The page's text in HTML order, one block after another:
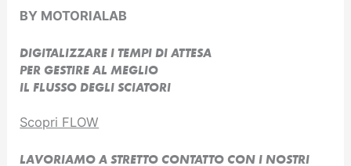
BY MOTORIALAB
DIGITALIZZARE I TEMPI DI ATTESA
PER GESTIRE AL MEGLIO
IL FLUSSO DEGLI SCIATORI
Scopri FLOW
LAVORIAMO A STRETTO CONTATTO CON I NOSTRI